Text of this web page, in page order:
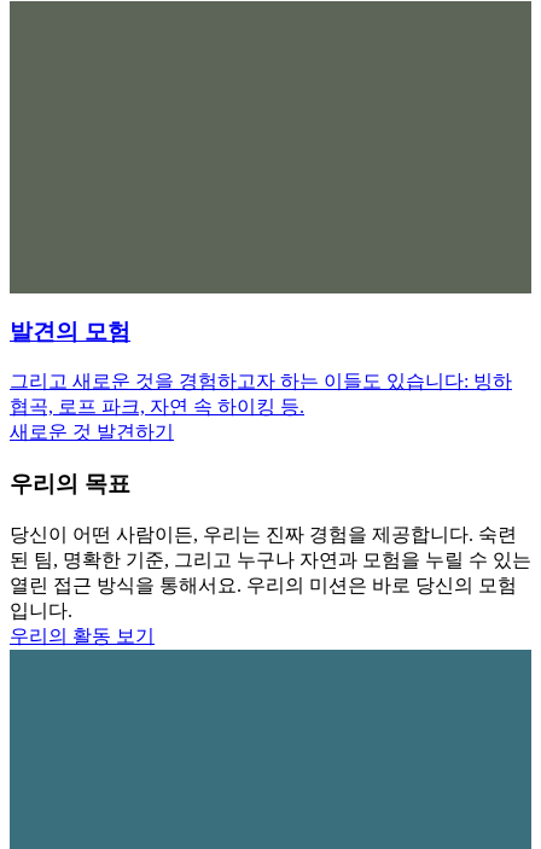
발견의 모험
그리고 새로운 것을 경험하고자 하는 이들도 있습니다: 빙하
협곡, 로프 파크, 자연 속 하이킹 등.
새로운 것 발견하기
우리의 목표
당신이 어떤 사람이든, 우리는 진짜 경험을 제공합니다. 숙련
된 팀, 명확한 기준, 그리고 누구나 자연과 모험을 누릴 수 있는
열린 접근 방식을 통해서요. 우리의 미션은 바로 당신의 모험
입니다.
우리의 활동 보기